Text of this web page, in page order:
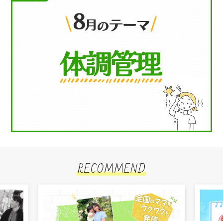
RECOMMEND